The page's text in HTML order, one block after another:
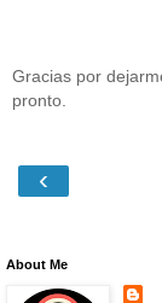
Gracias por
pronto.
‹
About Me